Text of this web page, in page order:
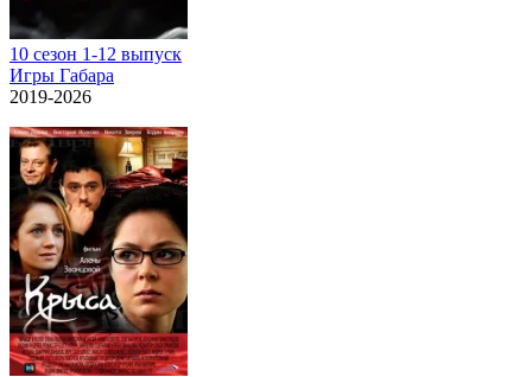
10 сезон 1-12 выпуск
Игры Габара
2019-2026